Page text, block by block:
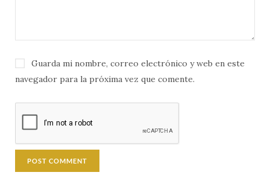
Guarda mi nombre, correo electrónico y web en este
navegador para la próxima vez que comente.